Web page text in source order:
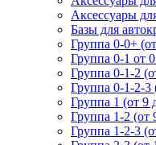
Аксессуары
Базы для
Группа 0-0+
Группа 0-1 от
Группа 0-1-2
Группа 0-1-2-3
Группа 1 (от 9
Группа 1-2 (от
Группа 1-2-3